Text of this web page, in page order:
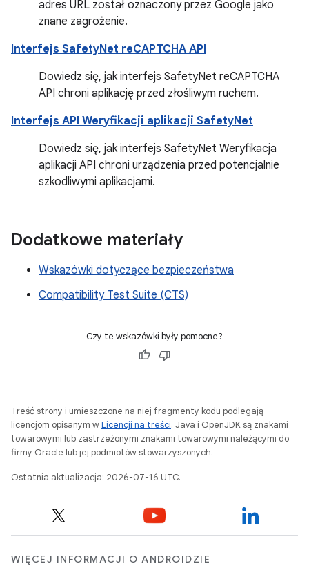
adres URL został oznaczony przez Google jako
znane zagrożenie.
Interfejs SafetyNet reCAPTCHA API
Dowiedz się, jak interfejs SafetyNet reCAPTCHA
API chroni aplikację przed złośliwym ruchem.
Interfejs API Weryfikacji aplikacji SafetyNet
Dowiedz się, jak interfejs SafetyNet Weryfikacja
aplikacji API chroni urządzenia przed potencjalnie
szkodliwymi aplikacjami.
Dodatkowe materiały
Wskazówki dotyczące bezpieczeństwa
Compatibility Test Suite (CTS)
Czy te wskazówki były pomocne?
Treść strony i umieszczone na niej fragmenty kodu podlegają
licencjom opisanym wLicencji na treści. Java i OpenJDK są znakami
towarowymi lub zastrzeżonymi znakami towarowymi należącymi do
firmy Oracle lub jej podmiotów stowarzyszonych.
Ostatnia aktualizacja: 2026-07-16 UTC.
WIĘCEJ INFORMACJI O ANDROIDZIE